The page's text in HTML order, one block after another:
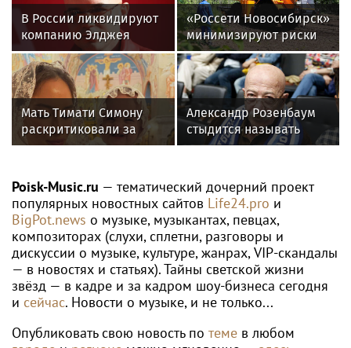
В России ликвидируют
компанию Элджея
«Россети Новосибирск»
минимизируют риски
повреждений ЛЭП за
счет масштабной
расчистки просек
Мать Тимати Симону
раскритиковали за
неудачные фото
Валентины
Александр Розенбаум
стыдится называть
себя звездой
Poisk-Music.ru — тематический дочерний проект
популярных новостных сайтов Life24.pro и
BigPot.news о музыке, музыкантах, певцах,
композиторах (слухи, сплетни, разговоры и
дискуссии о музыке, культуре, жанрах, VIP-скандалы
— в новостях и статьях). Тайны светской жизни
звёзд — в кадре и за кадром шоу-бизнеса сегодня
и сейчас. Новости о музыке, и не только...
Опубликовать свою новость по теме в любом